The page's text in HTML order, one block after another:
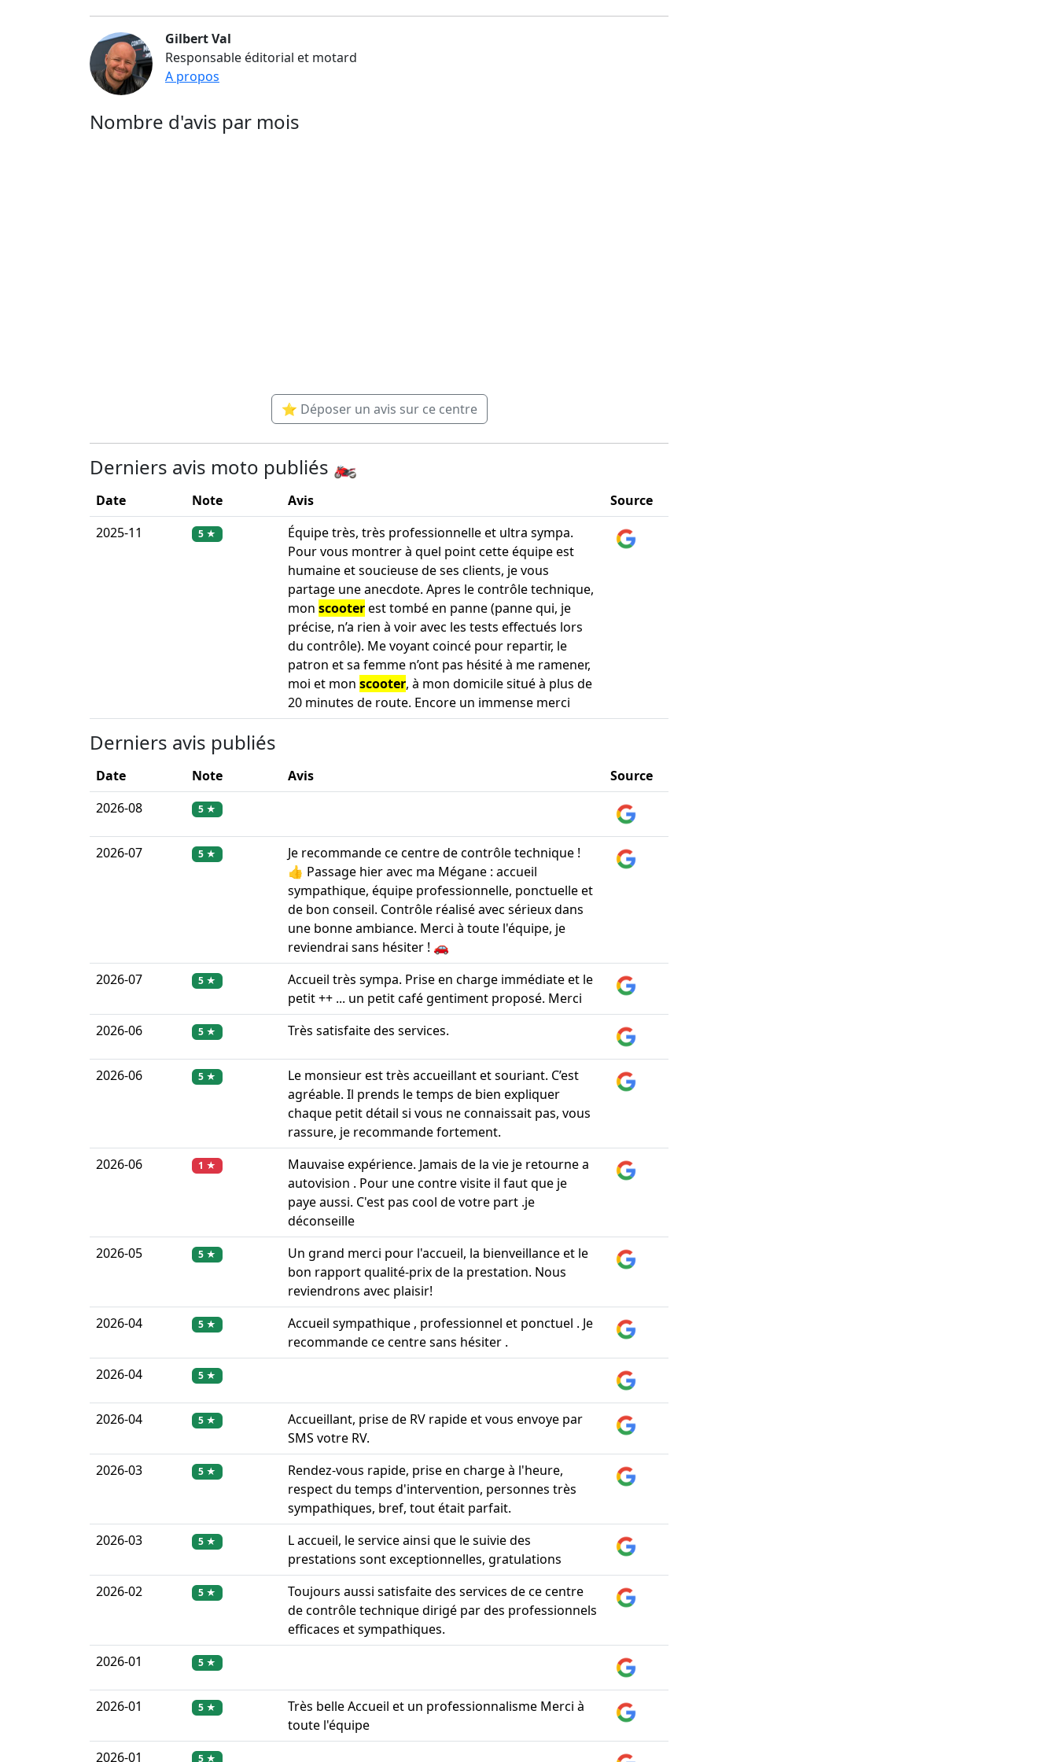
Gilbert Val
Responsable éditorial et motard
A propos
Nombre d'avis par mois
⭐ Déposer un avis sur ce centre
Derniers avis moto publiés 🏍️
Date Note Avis
Source
2025-11
5 ★
Équipe très, très professionnelle et ultra sympa.
Pour vous montrer à quel point cette équipe est
humaine et soucieuse de ses clients, je vous
partage une anecdote. Apres le contrôle technique,
mon scooterest tombé en panne (panne qui, je
précise, n’a rien à voir avec les tests effectués lors
du contrôle). Me voyant coincé pour repartir, le
patron et sa femme n’ont pas hésité à me ramener,
moi et mon scooter, à mon domicile situé à plus de
20 minutes de route. Encore un immense merci
Derniers avis publiés
Date Note Avis
Source
2026-08
5 ★
2026-07 5 ★
Je recommande ce centre de contrôle technique !
👍 Passage hier avec ma Mégane : accueil
sympathique, équipe professionnelle, ponctuelle et
de bon conseil. Contrôle réalisé avec sérieux dans
une bonne ambiance. Merci à toute l'équipe, je
reviendrai sans hésiter ! 🚗
2026-07
5 ★
Accueil très sympa. Prise en charge immédiate et le
petit ++ ... un petit café gentiment proposé. Merci
2026-06
5 ★ Très satisfaite des services.
2026-06 5 ★
Le monsieur est très accueillant et souriant. C’est
agréable. Il prends le temps de bien expliquer
chaque petit détail si vous ne connaissait pas, vous
rassure, je recommande fortement.
2026-06
1 ★
Mauvaise expérience. Jamais de la vie je retourne a
autovision . Pour une contre visite il faut que je
paye aussi. C'est pas cool de votre part .je
déconseille
2026-05
5 ★
Un grand merci pour l'accueil, la bienveillance et le
bon rapport qualité-prix de la prestation. Nous
reviendrons avec plaisir!
2026-04
5 ★
Accueil sympathique , professionnel et ponctuel . Je
recommande ce centre sans hésiter .
2026-04
5 ★
2026-04 5 ★
Accueillant, prise de RV rapide et vous envoye par
SMS votre RV.
2026-03
5 ★
Rendez-vous rapide, prise en charge à l'heure,
respect du temps d'intervention, personnes très
sympathiques, bref, tout était parfait.
2026-03
5 ★
L accueil, le service ainsi que le suivie des
prestations sont exceptionnelles, gratulations
2026-02
5 ★
Toujours aussi satisfaite des services de ce centre
de contrôle technique dirigé par des professionnels
efficaces et sympathiques.
2026-01
5 ★
2026-01 5 ★
Très belle Accueil et un professionnalisme Merci à
toute l'équipe
2026-01
5 ★